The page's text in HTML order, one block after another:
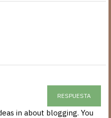
RESPUESTA
in about blogging. You